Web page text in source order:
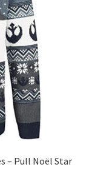
– Pull Noël Star